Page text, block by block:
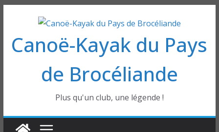
contenu
Canoë-Kayak du Pays
de Brocéliande
Plus qu'un club, une légende !